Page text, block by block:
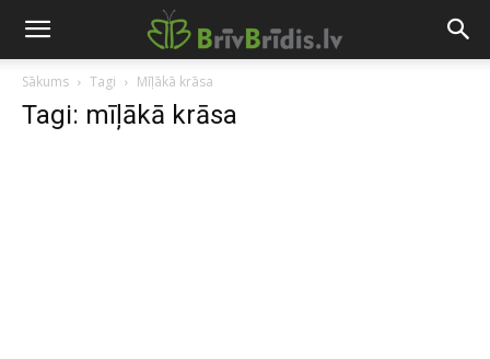
Sākums Tagi Mīļākā krāsa
Tagi: mīļākā krāsa